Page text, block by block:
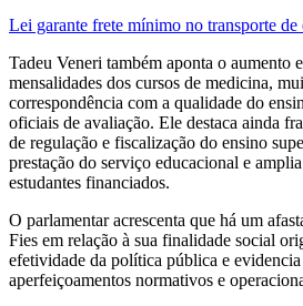
Lei garante frete mínimo no transporte de
Tadeu Veneri também aponta o aumento
mensalidades dos cursos de medicina,
correspondência com a qualidade do
oficiais de avaliação. Ele destaca ainda
de regulação e fiscalização do ensino
prestação do serviço educacional e
estudantes financiados.
O parlamentar acrescenta que há um
Fies em relação à sua finalidade social
efetividade da política pública e evidencia
aperfeiçoamentos normativos e